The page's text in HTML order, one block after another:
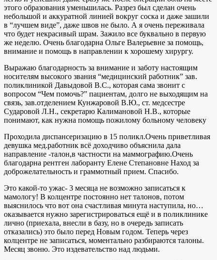
этого образования уменьшилась. Разрез был сделан очень
небольшой и аккуратной линией вокруг соска и даже зашили
в “лучшем виде”, даже швов не было. А я очень переживала
что будет некрасивый шрам. Зажило все буквально в первую
же неделю. Очень благодарна Ольге Валерьевне за помощь,
внимание и помощь в направлении к хорошему хирургу.
Выражаю благодарность за внимание и заботу настоящим
носителям высокого звания “медицинский работник” зав.
поликлиникой Давыдовой В.С., которая сама звонит с
вопросом “Чем помочь?” пациентам, долго не выходящим на
связь, зав.отделением Кунжаровой В.Ю., ст. медсестре
Сударовой Л.Н., секретарю Калимановой Н.В., которые
понимают, как нужна помощь пожилому больному человеку
Проходила диспансеризацию в 15 поликл.Очень приветливая
девушка мед.работник всё доходчиво объяснила дала
направление -талон,в частности на маммографию.Очень
благодарна рентген лаборанту Елене Степановне Наход за
доброжелательность и граммотный прием. Спасибо.
Это какой-то ужас- 3 месяца не возможно записаться к
мамологу! В колцентре постоянно нет талонов, потом
выяснилось что вот она счастливая минута наступила, но…
оказывается нужно зарегистрироваться ещё и в поликлинике
лично (приехала, внесли в базу, но в очередь записать
отказались) это было перед Новым годом. Теперь через
колцентре не записаться, моментально разбираются талоны.
Месяц звоню. Это издевательство над людьми.